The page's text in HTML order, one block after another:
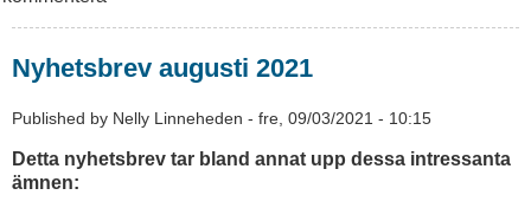
Oktober
Nyhetsbrev augusti 2021
Published by Nelly Linneheden - fre, 09/03/2021 - 10:15
Detta nyhetsbrev tar bland annat upp dessa intressanta
ämnen: